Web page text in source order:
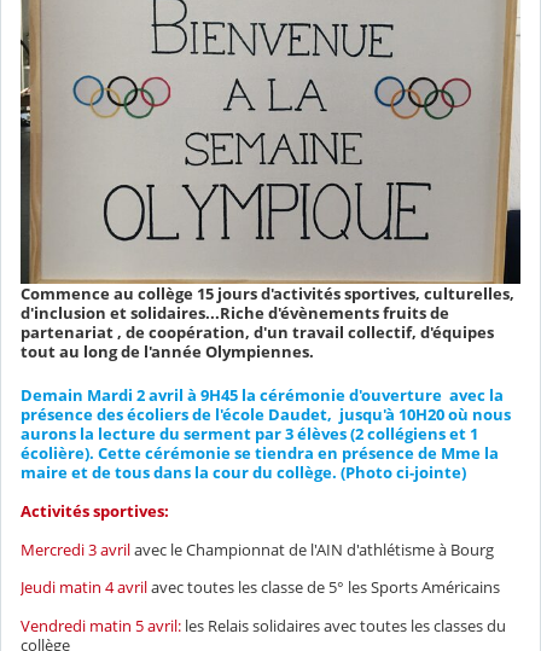
Commence au collège 15 jours d'activités sportives, culturelles,
d'inclusion et solidaires...Riche d'évènements fruits de
partenariat , de coopération, d'un travail collectif, d'équipes
tout au long de l'année Olympiennes.
Demain Mardi 2 avril à 9H45 la cérémonie d'ouverture avec la
présence des écoliers de l'école Daudet, jusqu'à 10H20 où nous
aurons la lecture du serment par 3 élèves (2 collégiens et 1
écolière). Cette cérémonie se tiendra en présence de Mme la
maire et de tous dans la cour du collège. (Photo ci-jointe)
Activités sportives:
Mercredi 3 avrilavec le Championnat de l'AIN d'athlétisme à Bourg
Jeudi matin 4 avrilavec toutes les classe de 5° les Sports Américains
Vendredi matin 5 avril: les Relais solidaires avec toutes les classes du
collège